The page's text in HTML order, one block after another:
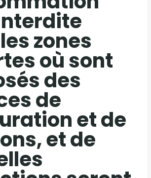
zones
où sont
des
de
et de
et de